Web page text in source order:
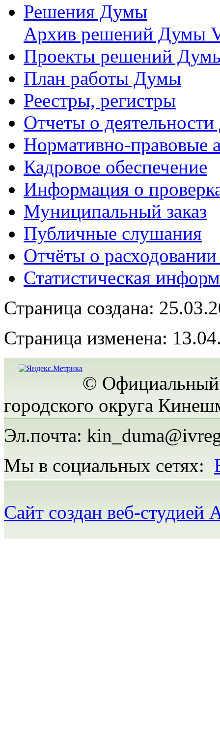
Решения Думы
Архив решений Думы
Проекты решений
План работы Думы
Реестры, регистры
Отчеты о
Нормативно-правовые
Кадровое обеспечение
Информация о
Муниципальный заказ
Публичные слушания
Отчёты о
Статистическая
Страница создана:
Страница изменена:
© Официальный
городского округа
Эл.почта:
Мы в социальных сетях:
Сайт создан веб-студией